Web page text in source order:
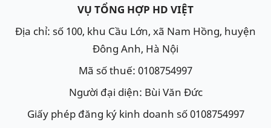
VỤ TỔNG HỢP HD VIỆT
Địa chỉ: số 100, khu Cầu Lớn, xã Nam Hồng, huyện
Đông Anh, Hà Nội
Mã số thuế: 0108754997
Người đại diện: Bùi Văn Đức
Giấy phép đăng ký kinh doanh số 0108754997